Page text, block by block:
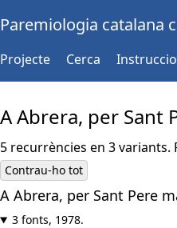
Paremiologia catalana
Projecte Cerca
A Abrera, per Sant
5 recurrències en 3 variants.
Contrau-ho tot
A Abrera, per Sant Pere
3 fonts, 1978.